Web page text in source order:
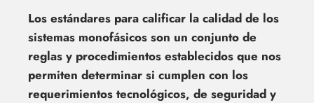
Los estándares para calificar la calidad de los
sistemas monofásicos son un conjunto de
reglas y procedimientos establecidos que nos
permiten determinar si cumplen con los
requerimientos tecnológicos, de seguridad y